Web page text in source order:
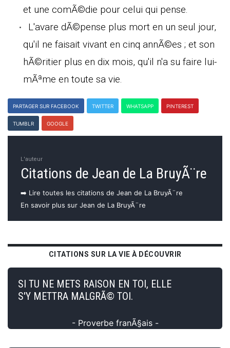
et une comÃ©die pour celui qui pense.
L'avare dÃ©pense plus mort en un seul jour,
qu'il ne faisait vivant en cinq annÃ©es ; et son
hÃ©ritier plus en dix mois, qu'il n'a su faire lui-
mÃªme en toute sa vie.
PARTAGER SUR FACEBOOK TWITTER WHATSAPP PINTEREST
TUMBLR GOOGLE
L'auteur
Citations de Jean de La BruyÃ¨re
➡️ Lire toutes les citations de Jean de La BruyÃ¨re
En savoir plus sur Jean de La BruyÃ¨re
CITATIONS SUR LA VIE À DÉCOUVRIR
SI TU NE METS RAISON EN TOI, ELLE
S'Y METTRA MALGRÃ© TOI.
- Proverbe franÃ§ais -